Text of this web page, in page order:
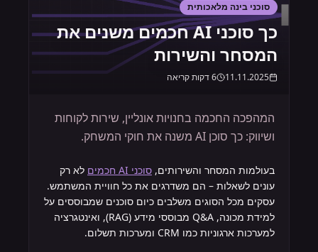
סוכני בינה מלאכותית
כך סוכני AI חכמים משנים את
המסחר והשירות
11.11.2025
6דקות קריאה
המהפכה החכמה בחנויות אונליין, שירות לקוחות
ושיווק: כך סוכן AI משנה את חוקי המשחק.
בעולמות המסחר והשירותים, סוכני AI חכמים
לא רק
עונים לשאלות – הם משדרגים את כל חוויית המשתמש.
עסקים מכל הסוגים משלבים כיום סוכנים שמבוססים על
למידת מכונה, Q&A מבוססי מידע (RAG), ואינטגרציה
למערכות ארגוניות כמו CRM ומערכות תשלום.